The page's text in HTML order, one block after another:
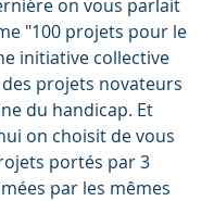
on vous parlait
"100 projets pour le
initiative collective
projets novateurs
du handicap. Et
on choisit de vous
portés par 3
par les mêmes